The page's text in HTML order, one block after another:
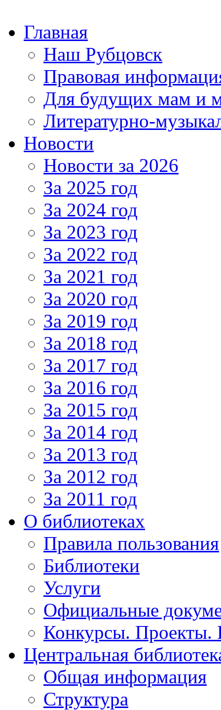
Главная
Наш Рубцовск
Правовая
Для будущих мам и
Литературно-
Новости
Новости за 2026
За 2025 год
За 2024 год
За 2023 год
За 2022 год
За 2021 год
За 2020 год
За 2019 год
За 2018 год
За 2017 год
За 2016 год
За 2015 год
За 2014 год
За 2013 год
За 2012 год
За 2011 год
О библиотеках
Правила пользования
Библиотеки
Услуги
Официальные
Конкурсы.
Центральная
Общая информация
Структура